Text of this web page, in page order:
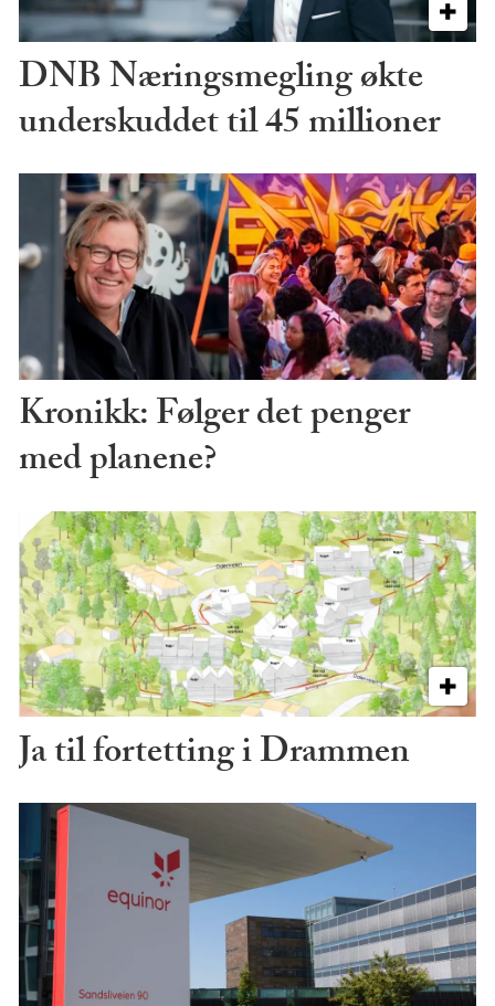
DNB Næringsmegling økte
underskuddet til 45 millioner
Kronikk: Følger det penger
med planene?
Ja til fortetting i Drammen